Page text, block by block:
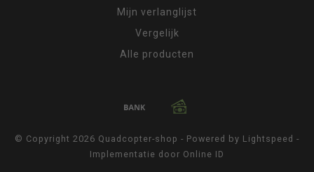
Mijn verlanglijst
Vergelijk
Alle producten
© Copyright 2026 Quadcopter-shop - Powered by Lightspeed -
Implementatie door Online ID